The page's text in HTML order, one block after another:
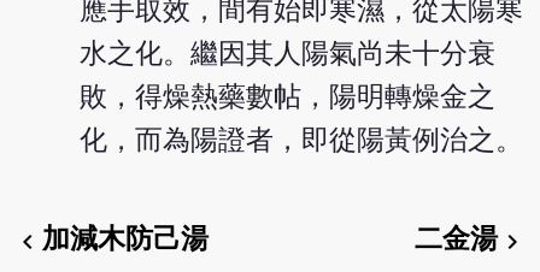
應手取效，間有始即寒濕，從太陽寒
水之化。繼因其人陽氣尚未十分衰
敗，得燥熱藥數帖，陽明轉燥金之
化，而為陽證者，即從陽黃例治之。
chevron_left 加減木防己湯 二金湯chevron_right